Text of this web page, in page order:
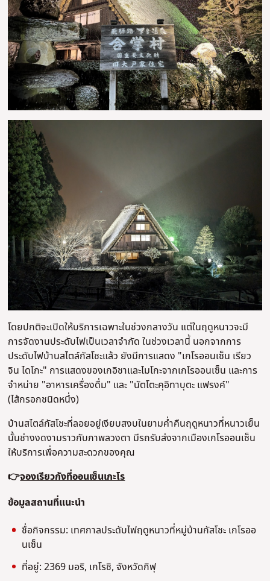
โดยปกติจะเปิดให้บริการเฉพาะในช่วงกลางวัน แต่ในฤดูหนาวจะมี
การจัดงานประดับไฟเป็นเวลาจำกัด ในช่วงเวลานี้ นอกจากการ
ประดับไฟบ้านสไตล์กัสโชะแล้ว ยังมีการแสดง "เกโรออนเซ็น เรียว
จิน ไดโกะ" การแสดงของเกอิชาและไมโกะจากเกโรออนเซ็น และการ
จำหน่าย "อาหารเครื่องดื่ม" และ "นัตโตะคุอิทาบุตะ แฟรงค์"
(ไส้กรอกชนิดหนึ่ง)
บ้านสไตล์กัสโชะที่ลอยอยู่เงียบสงบในยามค่ำคืนฤดูหนาวที่หนาวเย็น
นั้นช่างงดงามราวกับภาพลวงตา มีรถรับส่งจากเมืองเกโรออนเซ็น
ให้บริการเพื่อความสะดวกของคุณ
👉จองเรียวกังที่ออนเซ็นเกะโร
ข้อมูลสถานที่แนะนํา
ชื่อกิจกรรม: เทศกาลประดับไฟฤดูหนาวที่หมู่บ้านกัสโชะ เกโรออ
นเซ็น
ที่อยู่: 2369 มอริ, เกโรชิ, จังหวัดกิฟุ